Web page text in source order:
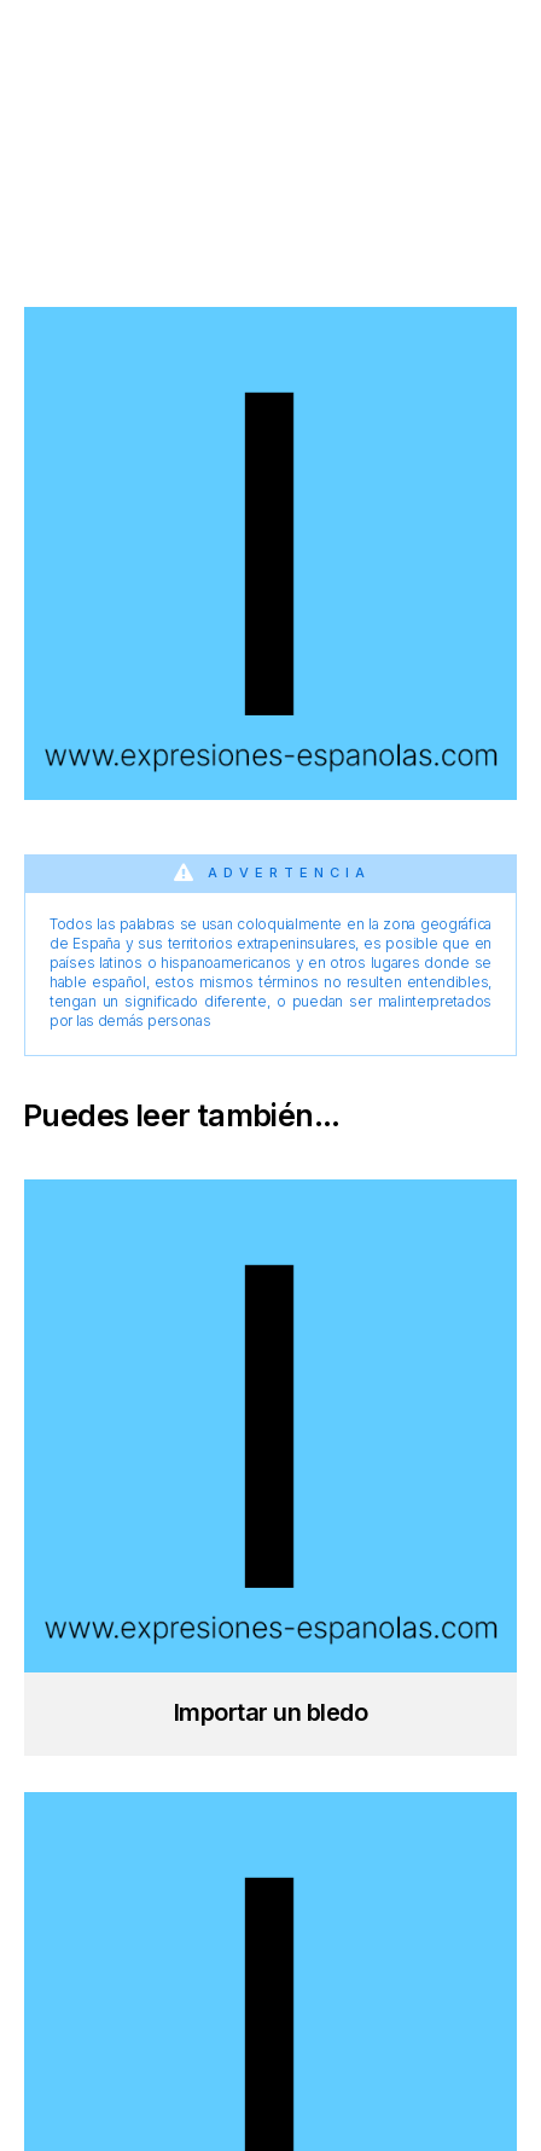
ADVERTENCIA
Todos las palabras se usan coloquialmente en la zona geográfica
de España y sus territorios extrapeninsulares, es posible que en
países latinos o hispanoamericanos y en otros lugares donde se
hable español, estos mismos términos no resulten entendibles,
tengan un significado diferente, o puedan ser malinterpretados
por las demás personas
Puedes leer también...
Importar un bledo